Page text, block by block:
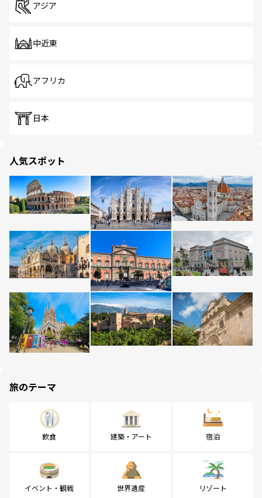
アジア
中近東
アフリカ
日本
人気スポット
旅のテーマ
飲食 建築・アート 宿泊
イベント・観戦 世界遺産 リゾート